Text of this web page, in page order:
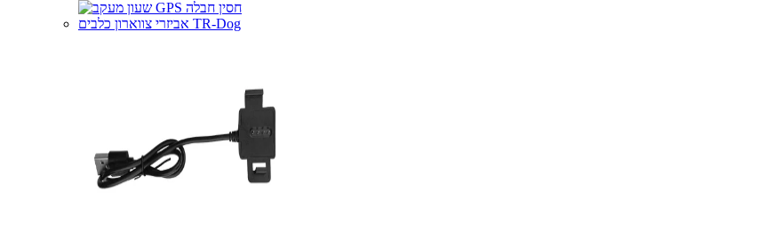
אביזרי צווארון כלבים TR-Dog